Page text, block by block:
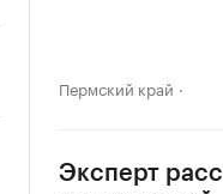
Пермский край
Эксперт